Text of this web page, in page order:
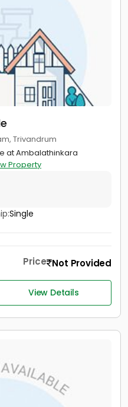
Trivandrum
at Ambalathinkara
Property
Single
Price Not Provided
View Details